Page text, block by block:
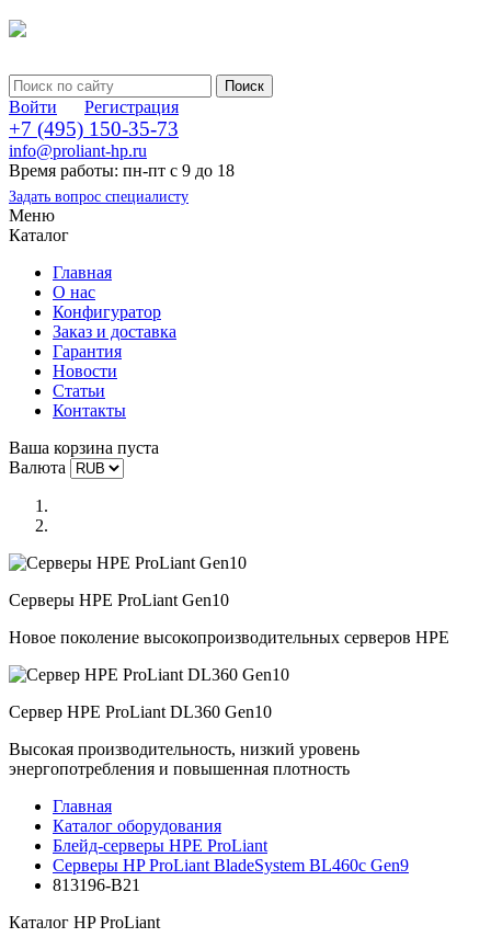
Войти Регистрация
+7 (495) 150-35-73
info@proliant-hp.ru
Время работы: пн-пт с 9 до 18
Задать вопрос специалисту
Меню
Каталог
Главная
О нас
Конфигуратор
Заказ и доставка
Гарантия
Новости
Статьи
Контакты
Ваша корзина пуста
Валюта
Серверы HPE ProLiant Gen10
Новое поколение высокопроизводительных серверов HPE
Сервер HPE ProLiant DL360 Gen10
Высокая производительность, низкий уровень
энергопотребления и повышенная плотность
Главная
Каталог оборудования
Блейд-серверы HPE ProLiant
Серверы HP ProLiant BladeSystem BL460c Gen9
813196-B21
Каталог HP ProLiant